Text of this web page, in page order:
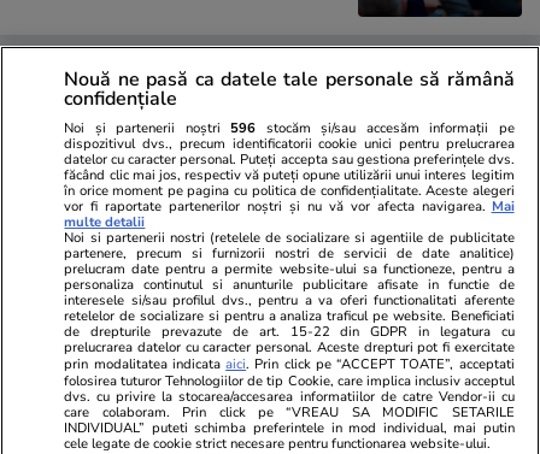
PARTENERI
Fanatik.ro
Transferurile Craiovei nu l-au
Spotmedia.ro
Trump
Nouă ne pasă ca datele tale personale să rămână
confidențiale
Noi și partenerii noștri 596 stocăm și/sau accesăm informații pe
dispozitivul dvs., precum identificatorii cookie unici pentru prelucrarea
datelor cu caracter personal. Puteți accepta sau gestiona preferințele dvs.
făcând clic mai jos, respectiv vă puteți opune utilizării unui interes legitim
în orice moment pe pagina cu politica de confidențialitate. Aceste alegeri
vor fi raportate partenerilor noștri și nu vă vor afecta navigarea. Mai
multe detalii
Noi si partenerii nostri (retelele de socializare si agentiile de publicitate
partenere, precum si furnizorii nostri de servicii de date analitice)
prelucram date pentru a permite website-ului sa functioneze, pentru a
personaliza continutul si anunturile publicitare afisate in functie de
interesele si/sau profilul dvs., pentru a va oferi functionalitati aferente
retelelor de socializare si pentru a analiza traficul pe website. Beneficiati
de drepturile prevazute de art. 15-22 din GDPR in legatura cu
prelucrarea datelor cu caracter personal. Aceste drepturi pot fi exercitate
prin modalitatea indicataaici. Prin click pe “ACCEPT TOATE”, acceptati
folosirea tuturor Tehnologiilor de tip Cookie, care implica inclusiv acceptul
dvs. cu privire la stocarea/accesarea informatiilor de catre Vendor-ii cu
care colaboram. Prin click pe “VREAU SA MODIFIC SETARILE
INDIVIDUAL” puteti schimba preferintele in mod individual, mai putin
cele legate de cookie strict necesare pentru functionarea website-ului.